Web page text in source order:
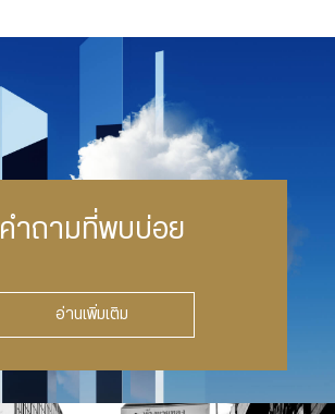
คำถามที่พบบ่อย
อ่านเพิ่มเติม